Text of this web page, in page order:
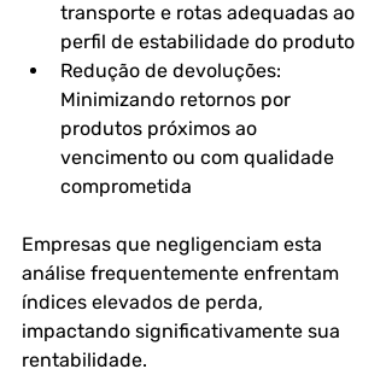
transporte e rotas adequadas ao
perfil de estabilidade do produto
Redução de devoluções:
Minimizando retornos por
produtos próximos ao
vencimento ou com qualidade
comprometida
Empresas que negligenciam esta
análise frequentemente enfrentam
índices elevados de perda,
impactando significativamente sua
rentabilidade.